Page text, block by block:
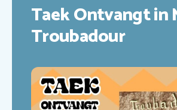
Taek Ontvangt in
Troubadour